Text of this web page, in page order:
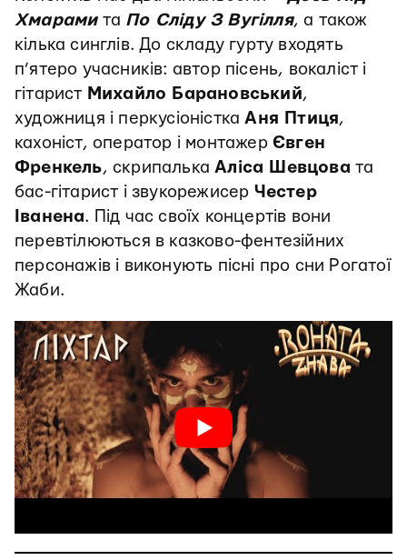
Хмарамита По Сліду З Вугілля, а також
кілька синглів. До складу гурту входять
п’ятеро учасників: автор пісень, вокаліст і
гітарист Михайло Барановський,
художниця і перкусіоністкаАня Птиця,
кахоніст, оператор і монтажер Євген
Френкель, скрипалькаАліса Шевцова та
бас-гітарист і звукорежисер Честер
Іванена. Під час своїх концертів вони
перевтілюються в казково-фентезійних
персонажів і виконують пісні про сни Рогатої
Жаби.